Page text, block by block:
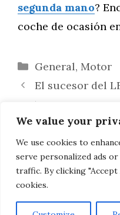
We value your
We use cookies to
serve personalized ads
traffic. By clicking
cookies.
segunda mano?
coche de ocasión
Categorías
General, Motor
El sucesor del
motor
La falta de
peligrosa como
del alcohol